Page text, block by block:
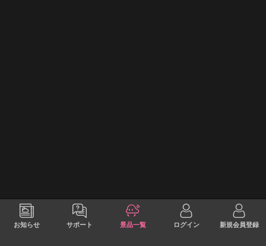
お知らせ サポート 景品一覧 ログイン 新規会員登録